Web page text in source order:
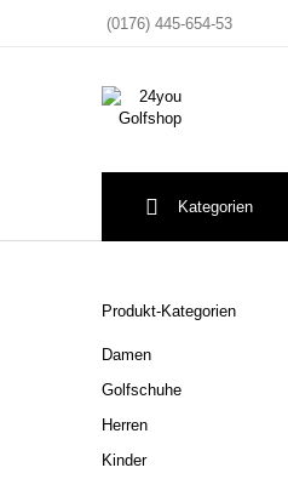
(0176) 445-654-53
Kategorien
Produkt-Kategorien
Damen
Golfschuhe
Herren
Kinder